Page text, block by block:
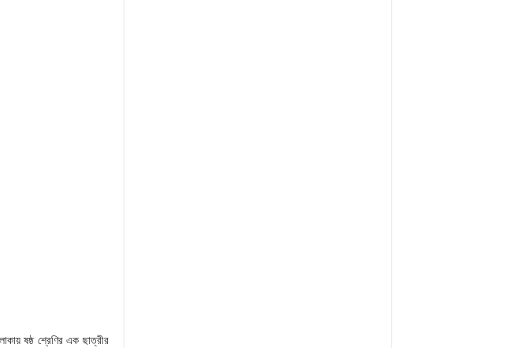
ষষ্ঠ শ্রেণির এক ছাত্রীর